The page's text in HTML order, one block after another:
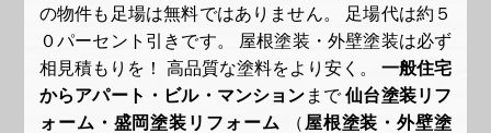
の物件も足場は無料ではありません。 足場代は約５
０パーセント引きです。 屋根塗装・外壁塗装は必ず
相見積もりを！ 高品質な塗料をより安く。一般住宅
からアパート・ビル・マンション まで仙台塗装リフ
ォーム・盛岡塗装リフォーム
（ 屋根塗装・外壁塗